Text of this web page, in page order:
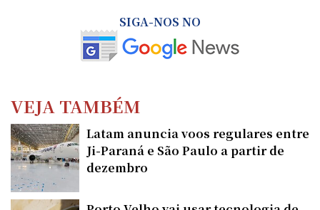
SIGA-NOS NO
VEJA TAMBÉM
Latam anuncia voos regulares entre
Ji-Paraná e São Paulo a partir de
dezembro